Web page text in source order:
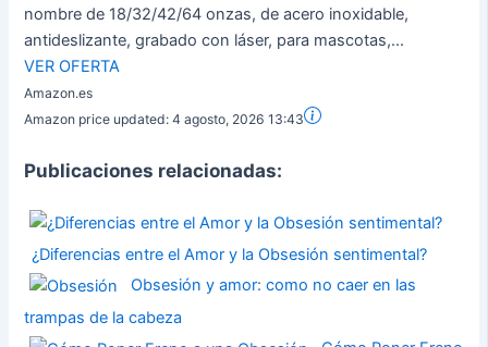
nombre de 18/32/42/64 onzas, de acero inoxidable,
antideslizante, grabado con láser, para mascotas,...
VER OFERTA
Amazon.es
Amazon price updated:4 agosto, 2026 13:43
Publicaciones relacionadas:
¿Diferencias entre el Amor y la Obsesión sentimental?
Obsesión y amor: como no caer en las
trampas de la cabeza